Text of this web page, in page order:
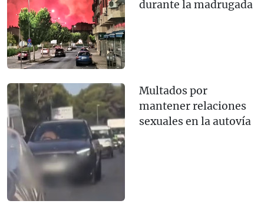
durante la madrugada
Multados por
mantener relaciones
sexuales en la autovía